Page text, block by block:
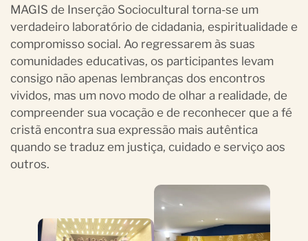
MAGIS de Inserção Sociocultural torna-se um
verdadeiro laboratório de cidadania, espiritualidade e
compromisso social. Ao regressarem às suas
comunidades educativas, os participantes levam
consigo não apenas lembranças dos encontros
vividos, mas um novo modo de olhar a realidade, de
compreender sua vocação e de reconhecer que a fé
cristã encontra sua expressão mais autêntica
quando se traduz em justiça, cuidado e serviço aos
outros.